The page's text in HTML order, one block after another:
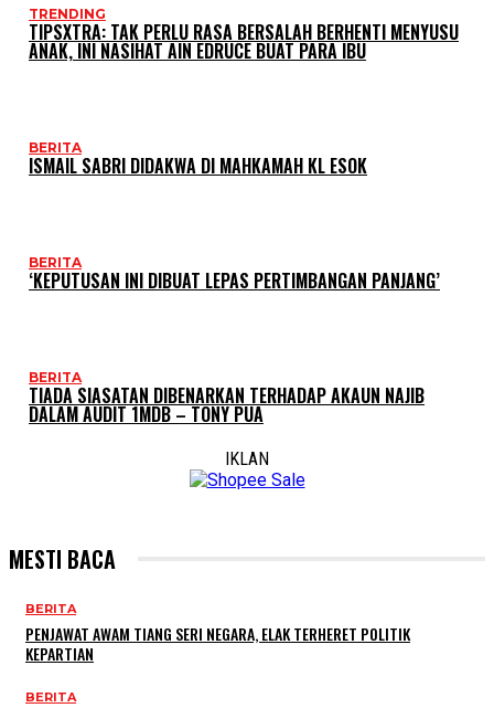
TRENDING
TIPSXTRA: TAK PERLU RASA BERSALAH BERHENTI MENYUSU
ANAK, INI NASIHAT AIN EDRUCE BUAT PARA IBU
BERITA
ISMAIL SABRI DIDAKWA DI MAHKAMAH KL ESOK
BERITA
‘KEPUTUSAN INI DIBUAT LEPAS PERTIMBANGAN PANJANG’
BERITA
TIADA SIASATAN DIBENARKAN TERHADAP AKAUN NAJIB
DALAM AUDIT 1MDB – TONY PUA
IKLAN
MESTI BACA
BERITA
PENJAWAT AWAM TIANG SERI NEGARA, ELAK TERHERET POLITIK
KEPARTIAN
BERITA